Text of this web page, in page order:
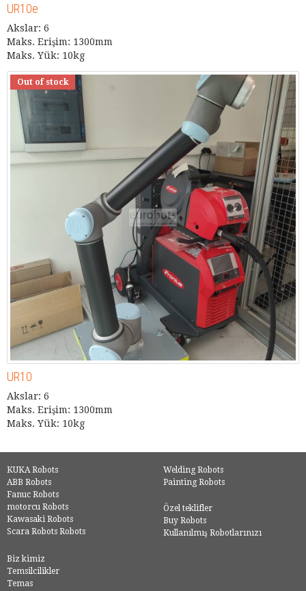
UR10e
Akslar: 6
Maks. Erişim: 1300mm
Maks. Yük: 10kg
Out of stock
UR10
Akslar: 6
Maks. Erişim: 1300mm
Maks. Yük: 10kg
KUKA Robots
ABB Robots
Fanuc Robots
motorcu Robots
Kawasaki Robots
Scara Robots Robots
Welding Robots
Painting Robots
Özel teklifler
Buy Robots
Kullanılmış Robotlarınızı
Biz kimiz
Temsilcilikler
Temas